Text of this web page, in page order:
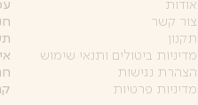
אודות
צור קשר
תקנון
מדיניות ביטולים ותנאי שימוש
הצהרת נגישות
מדיניות פרטיות